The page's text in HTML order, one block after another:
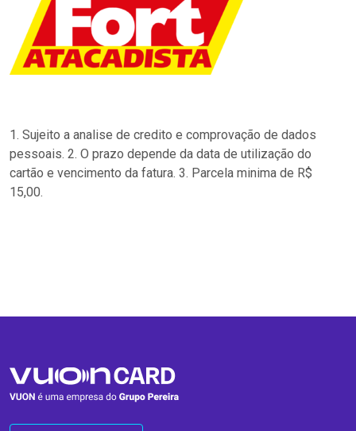
1. Sujeito a analise de credito e comprovação de dados
pessoais. 2. O prazo depende da data de utilização do
cartão e vencimento da fatura. 3. Parcela minima de R$
15,00.